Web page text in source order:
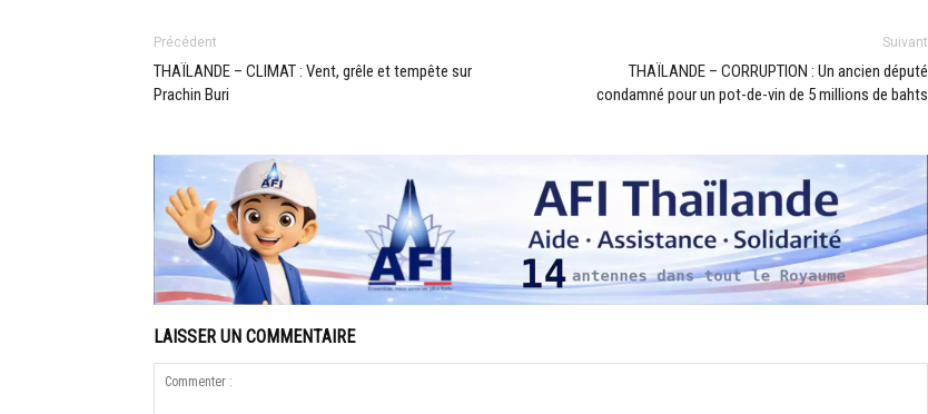
Précédent
THAÏLANDE – CLIMAT : Vent, grêle et tempête sur
Prachin Buri
Suivant
THAÏLANDE – CORRUPTION : Un ancien député
condamné pour un pot-de-vin de 5 millions de bahts
LAISSER UN COMMENTAIRE